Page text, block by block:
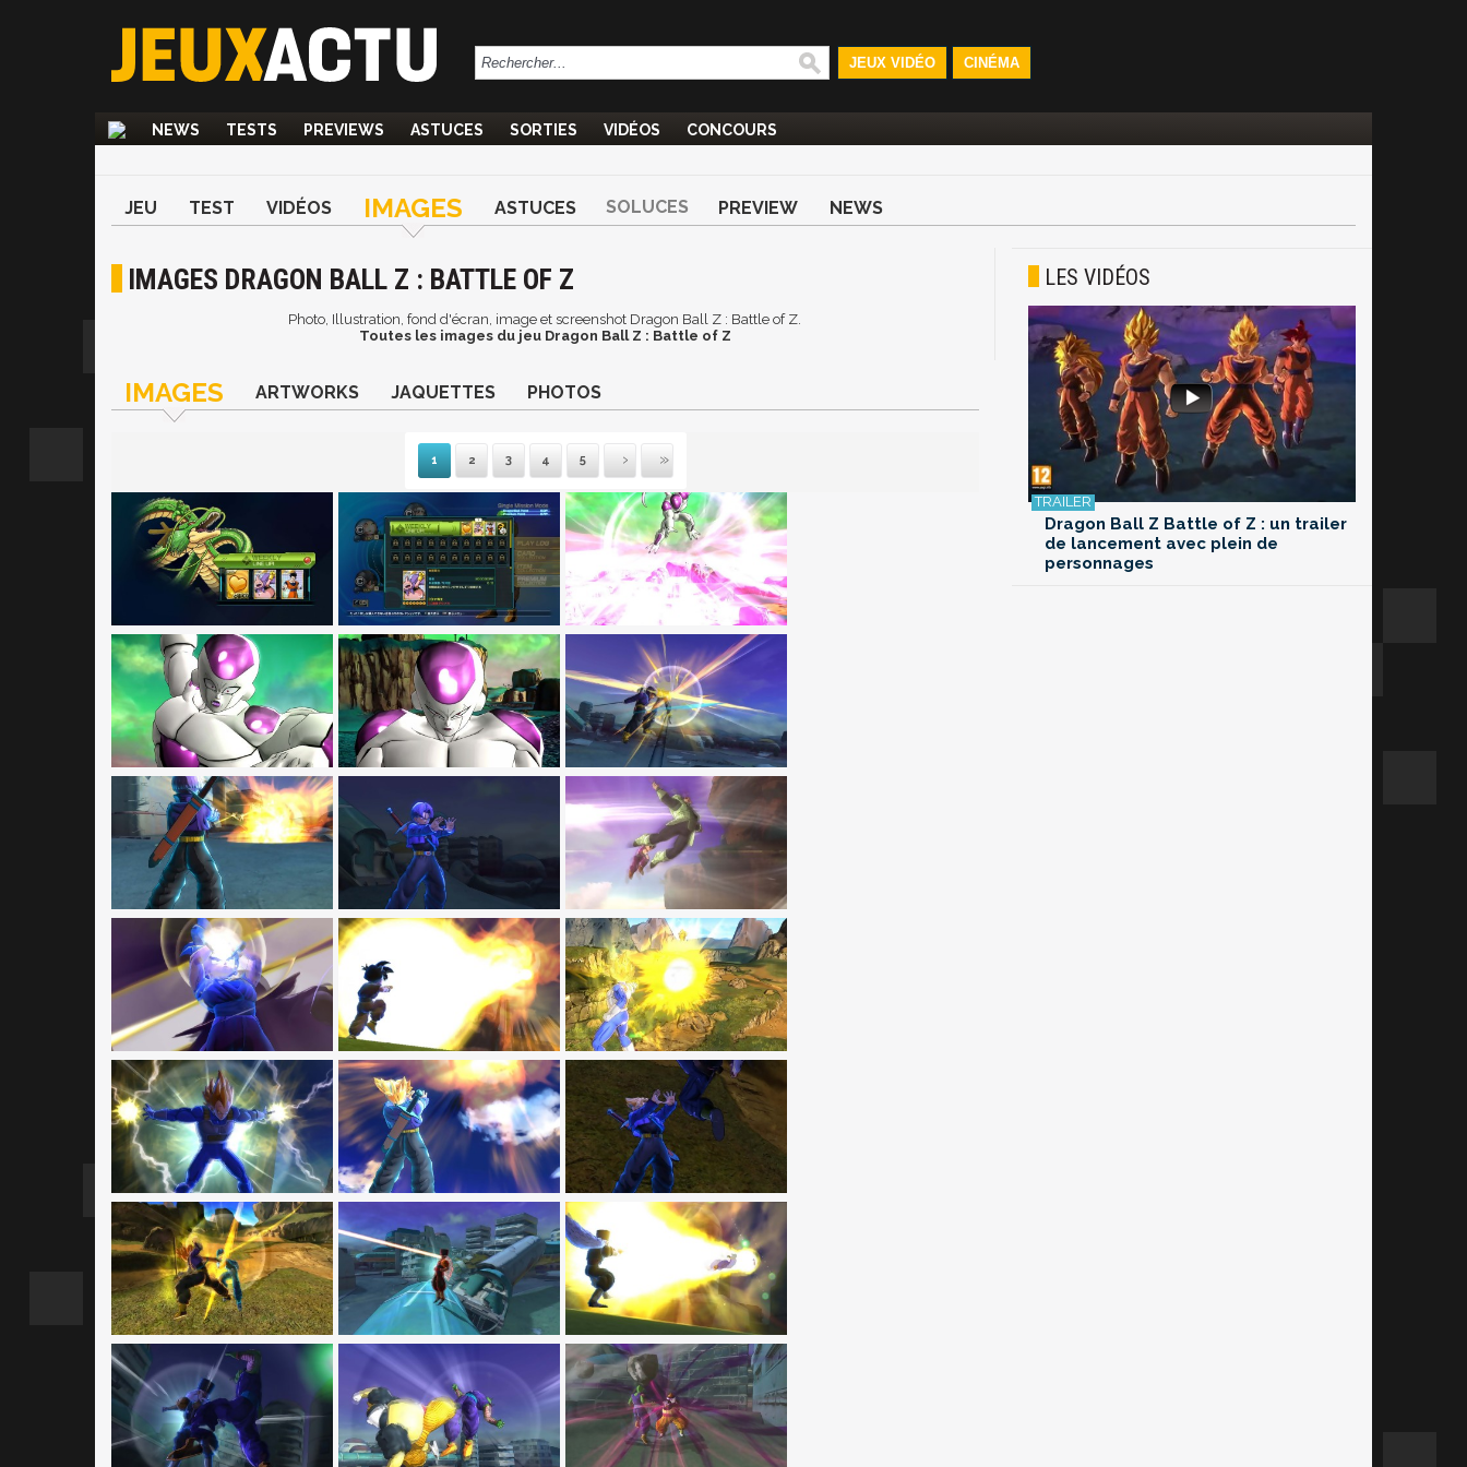
JEUX VIDÉO CINÉMA
NEWS TESTS PREVIEWS ASTUCES SORTIES VIDÉOS CONCOURS
JEU TEST VIDÉOS IMAGES ASTUCES SOLUCES PREVIEW NEWS
IMAGES DRAGON BALL Z : BATTLE OF Z
Photo, Illustration, fond d'écran, image et screenshot Dragon Ball Z : Battle of Z.
Toutes les images du jeu Dragon Ball Z : Battle of Z
IMAGES ARTWORKS JAQUETTES PHOTOS
1 2 3 4 5
Suivante
Dernière
LES VIDÉOS
Dragon Ball Z Battle of Z : un trailer
de lancement avec plein de
personnages